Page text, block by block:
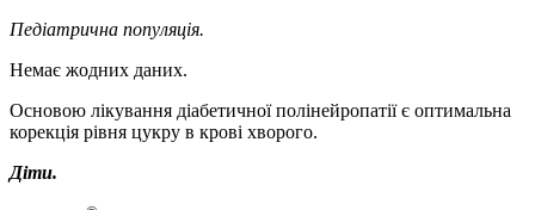
Педіатрична популяція.
Немає жодних даних.
Основою лікування діабетичної полінейропатії є оптимальна
корекція рівня цукру в крові хворого.
Діти.